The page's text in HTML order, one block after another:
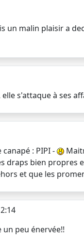
un malin plaisir a
s'attaque à ses
: PIPI -
draps bien propres
et que les
un peu énervée!!